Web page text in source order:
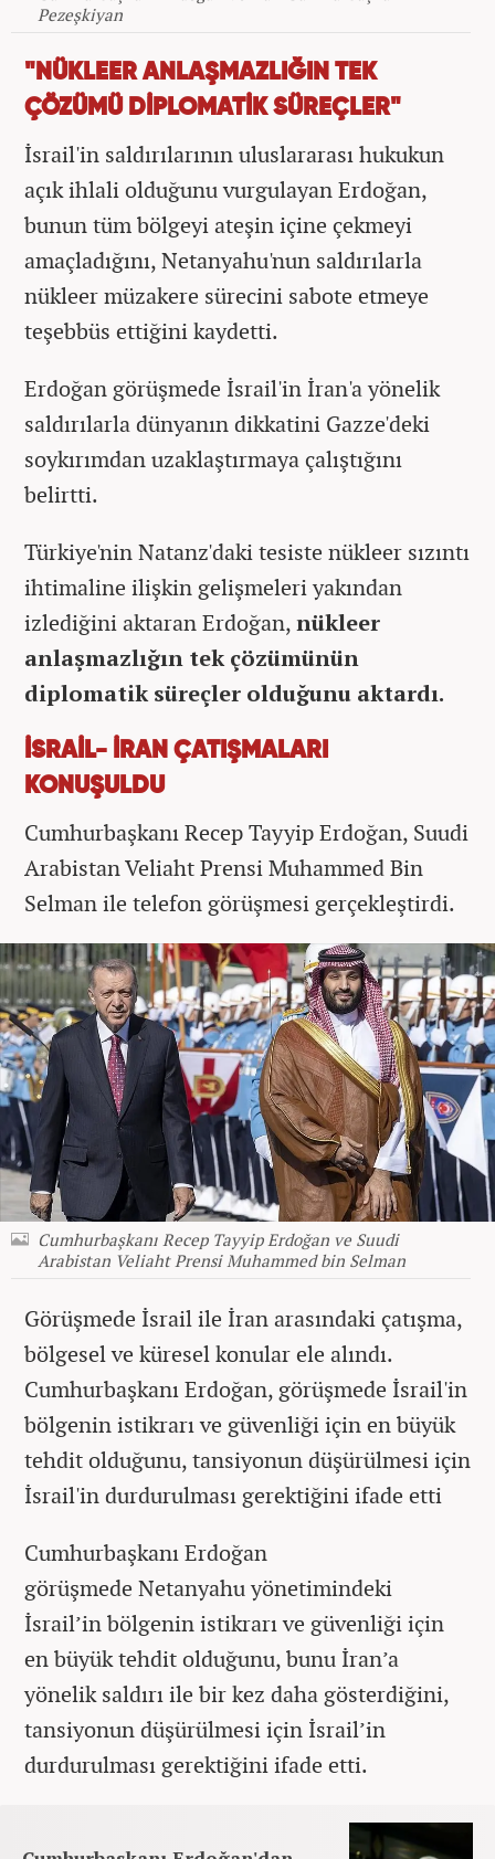
Pezeşkiyan
"NÜKLEER ANLAŞMAZLIĞIN TEK
ÇÖZÜMÜ DİPLOMATİK SÜREÇLER"
İsrail'in saldırılarının uluslararası hukukun
açık ihlali olduğunu vurgulayan Erdoğan,
bunun tüm bölgeyi ateşin içine çekmeyi
amaçladığını, Netanyahu'nun saldırılarla
nükleer müzakere sürecini sabote etmeye
teşebbüs ettiğini kaydetti.
Erdoğan görüşmede İsrail'in İran'a yönelik
saldırılarla dünyanın dikkatini Gazze'deki
soykırımdan uzaklaştırmaya çalıştığını
belirtti.
Türkiye'nin Natanz'daki tesiste nükleer sızıntı
ihtimaline ilişkin gelişmeleri yakından
izlediğini aktaran Erdoğan,nükleer
anlaşmazlığın tek çözümünün
diplomatik süreçler olduğunu aktardı.
İSRAİL- İRAN ÇATIŞMALARI
KONUŞULDU
Cumhurbaşkanı Recep Tayyip Erdoğan, Suudi
Arabistan Veliaht Prensi Muhammed Bin
Selman ile telefon görüşmesi gerçekleştirdi.
Cumhurbaşkanı Recep Tayyip Erdoğan ve Suudi
Arabistan Veliaht Prensi Muhammed bin Selman
Görüşmede İsrail ile İran arasındaki çatışma,
bölgesel ve küresel konular ele alındı.
Cumhurbaşkanı Erdoğan, görüşmede İsrail'in
bölgenin istikrarı ve güvenliği için en büyük
tehdit olduğunu, tansiyonun düşürülmesi için
İsrail'in durdurulması gerektiğini ifade etti
Cumhurbaşkanı Erdoğan
görüşmede Netanyahu yönetimindeki
İsrail’in bölgenin istikrarı ve güvenliği için
en büyük tehdit olduğunu, bunu İran’a
yönelik saldırı ile bir kez daha gösterdiğini,
tansiyonun düşürülmesi için İsrail’in
durdurulması gerektiğini ifade etti.